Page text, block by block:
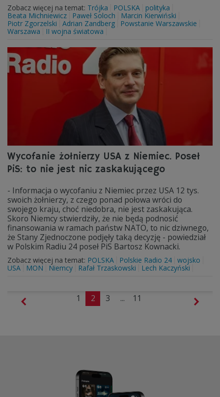
Zobacz więcej na temat: Trójka POLSKA
polityka
Beata Michniewicz
Paweł Soloch
Marcin Kierwiński
Piotr Zgorzelski
Adrian Zandberg
Powstanie Warszawskie
Warszawa
II wojna światowa
Wycofanie żołnierzy USA z Niemiec. Poseł
PiS: to nie jest nic zaskakującego
- Informacja o wycofaniu z Niemiec przez USA 12 tys.
swoich żołnierzy, z czego ponad połowa wróci do
swojego kraju, choć niedobra, nie jest zaskakująca.
Skoro Niemcy stwierdziły, że nie będą podnosić
finansowania w ramach państw NATO, to nic dziwnego,
że Stany Zjednoczone podjęły taką decyzję - powiedział
w Polskim Radiu 24 poseł PiS Bartosz Kownacki.
Zobacz więcej na temat: POLSKA Polskie Radio 24 wojsko
USA
MON Niemcy Rafał Trzaskowski Lech Kaczyński
1 2 3 ... 11